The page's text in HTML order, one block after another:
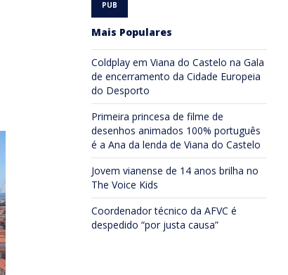
Mais Populares
Coldplay em Viana do Castelo na Gala
de encerramento da Cidade Europeia
do Desporto
Primeira princesa de filme de
desenhos animados 100% português
é a Ana da lenda de Viana do Castelo
Jovem vianense de 14 anos brilha no
The Voice Kids
Coordenador técnico da AFVC é
despedido “por justa causa”